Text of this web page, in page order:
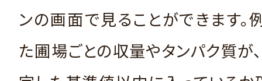
ンの画面で見ることができます。
た圃場ごとの収量やタンパク質が